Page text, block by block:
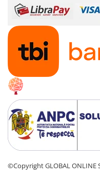
Radiatoare din otel
Sisteme de ventilatie
Smart Home
Tunuri de aer cald
Vitrine frigorifice
Panouri solare
Panouri solare fotovoltaice
Invertoare trifazate on-grid
Panouri solare policristaline
Sisteme fotovoltaice ON-
monofazate
Sisteme sustinere si
montaj panouri fotovoltaice
©Copyright GLOBAL ONLINE